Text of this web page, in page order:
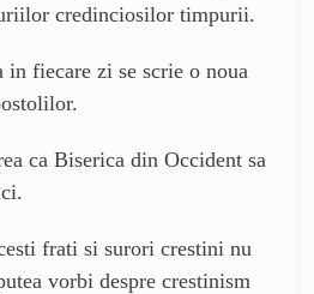
credinciosilor timpurii.
in fiecare zi se scrie o noua
ca Biserica din Occident sa
frati si surori crestini nu
vorbi despre crestinism